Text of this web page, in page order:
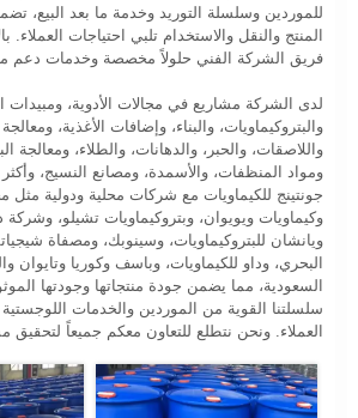
للموردين وسلسلة التوريد وخدمة ما بعد البيع،
المنتج والنقل والاستخدام تلبي احتياجات العملاء.
فريق الشركة الفني حلولاً مخصصة وخدمات دعم
لدى الشركة مشاريع في مجالات الأدوية، ومبيدات
والبتروكيماويات، والبناء، وإضافات الأغذية،
واللاصقات، والحبر، والدهانات، والطلاء، ومعالجة
ومواد المنظفات، والأسمدة، ومصانع النسيج،
جونتينج للكيماويات مع شركات محلية ودولية
وكيماويات ويويوان، وبتروكيماويات تشيلو، وشركة
ويانشان للبتروكيماويات، وسينوبك، ومصفاة
البحري، وداو للكيماويات، وباسف وكوريا وتايوان
السعودية، مما يضمن جودة منتجاتها وجودتها
سلسلتنا القوية من الموردين والخدمات
العملاء. ونحن نتطلع للتعاون معكم جميعاً لتحقيق